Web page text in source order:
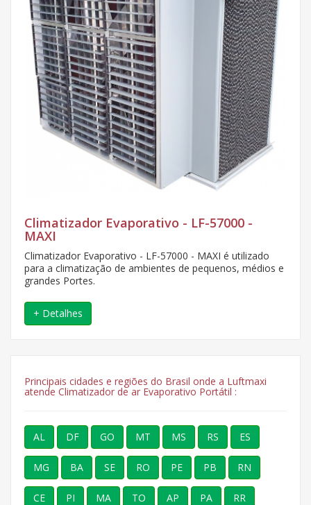
Climatizador Evaporativo - LF-57000 -
MAXI
Climatizador Evaporativo - LF-57000 - MAXI é utilizado
para a climatização de ambientes de pequenos, médios e
grandes Portes.
+ Detalhes
Principais cidades e regiões do Brasil onde a Luftmaxi
atende Climatizador de ar Evaporativo Portátil :
AL DF GO MT MS RS ES
MG BA SE RO PE PB RN
CE PI MA TO AP PA RR